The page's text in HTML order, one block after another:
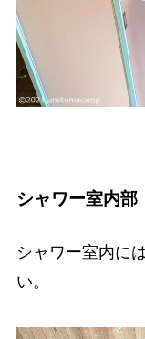
シャワー室内部
シャワー室内に
い。